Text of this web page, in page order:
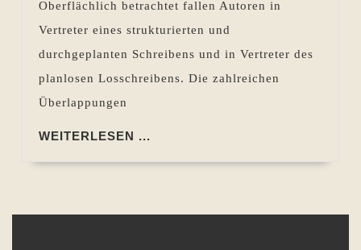
Oberflächlich betrachtet fallen Autoren in
Vertreter eines strukturierten und
durchgeplanten Schreibens und in Vertreter des
planlosen Losschreibens. Die zahlreichen
Überlappungen
WEITERLESEN ...